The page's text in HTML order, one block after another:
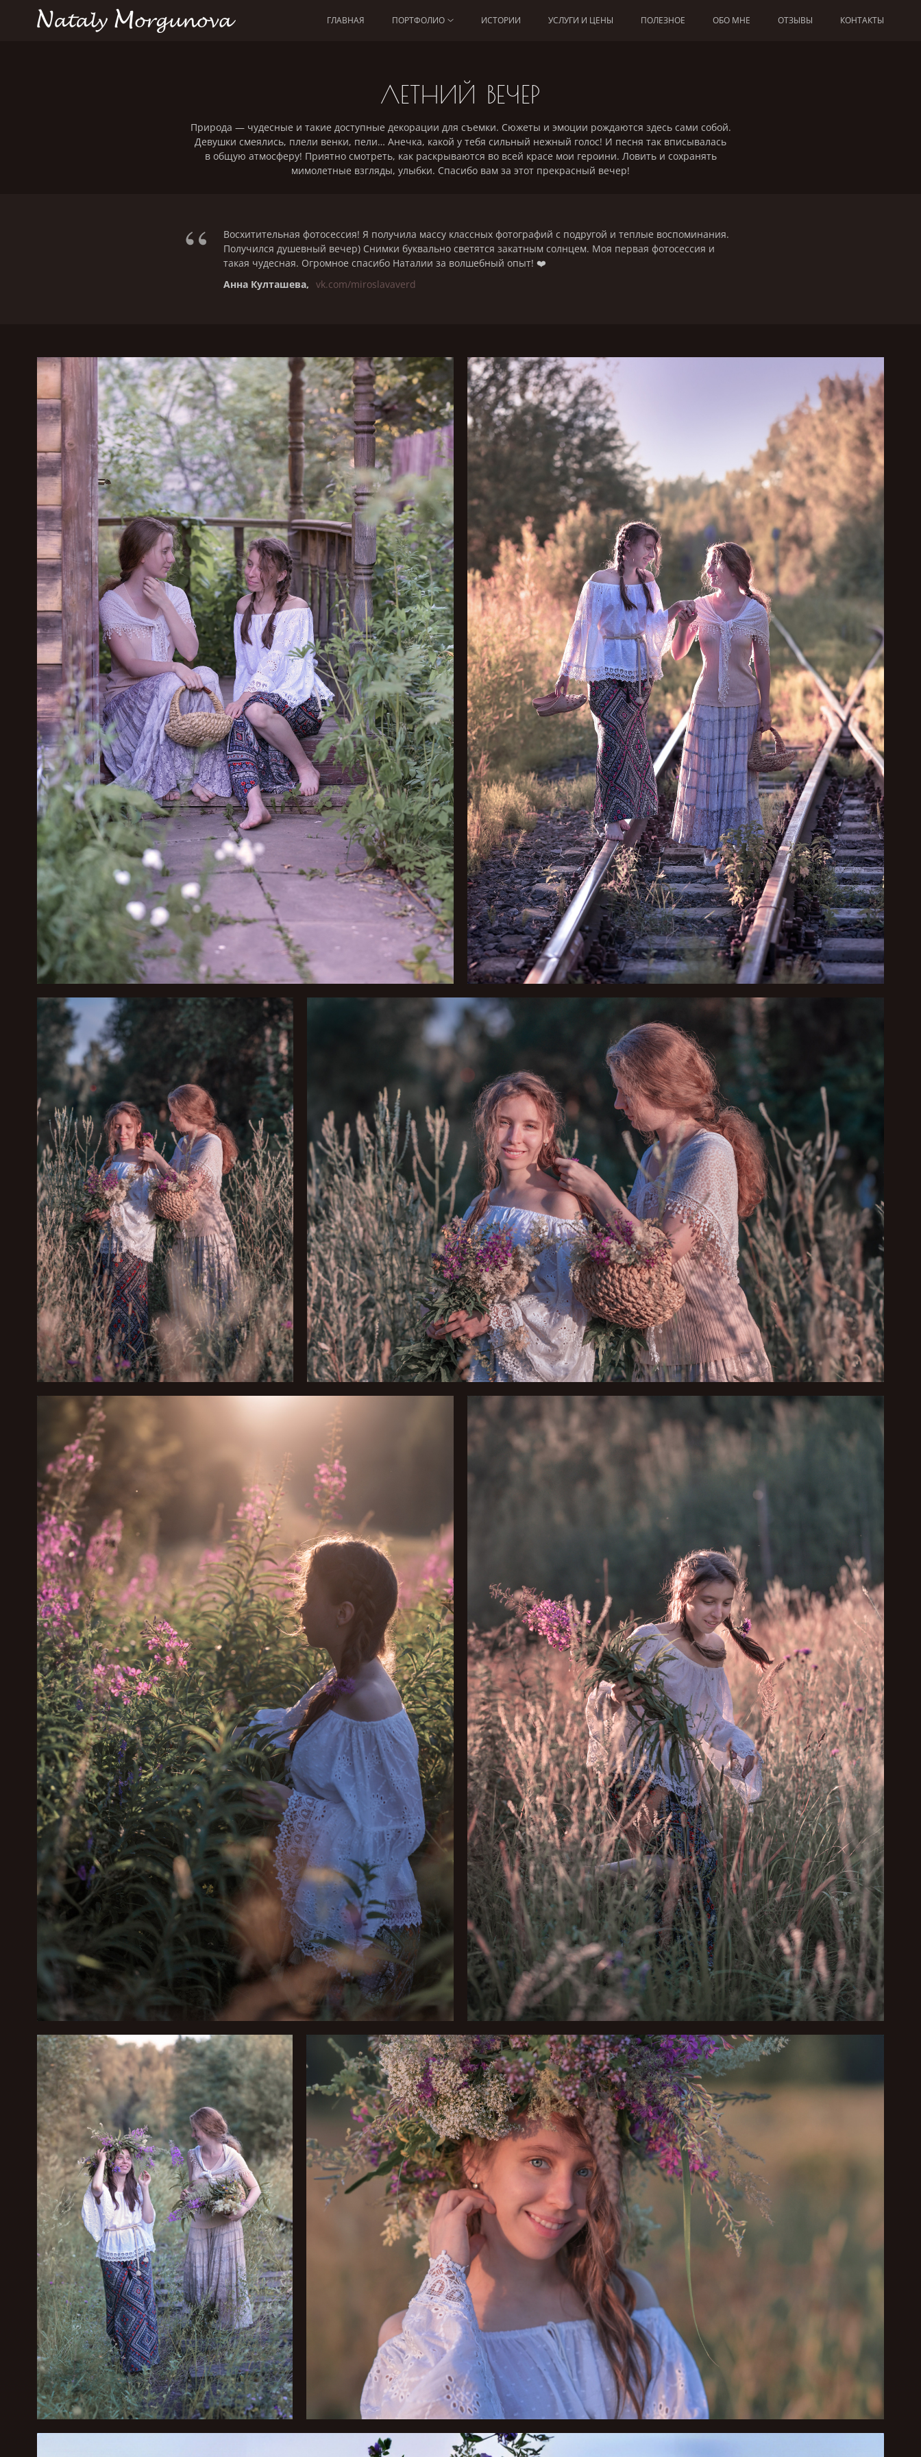
ГЛАВНАЯ ПОРТФОЛИО ИСТОРИИ УСЛУГИ И ЦЕНЫ ПОЛЕЗНОЕ ОБО МНЕ ОТЗЫВЫ КОНТАКТЫ
ЛЕТНИЙ ВЕЧЕР
Природа — чудесные и такие доступные декорации для съемки. Сюжеты и эмоции рождаются здесь сами собой.
Девушки смеялись, плели венки, пели… Анечка, какой у тебя сильный нежный голос! И песня так вписывалась
в общую атмосферу! Приятно смотреть, как раскрываются во всей красе мои героини. Ловить и сохранять
мимолетные взгляды, улыбки. Спасибо вам за этот прекрасный вечер!
“
Восхитительная фотосессия! Я получила массу классных фотографий с подругой и теплые воспоминания.
Получился душевный вечер) Снимки буквально светятся закатным солнцем. Моя первая фотосессия и
такая чудесная. Огромное спасибо Наталии за волшебный опыт! ❤️
Анна Култашева, vk.com/miroslavaverd